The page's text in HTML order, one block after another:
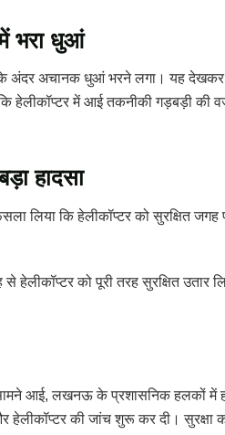
भरा धुआं
के अंदर अचानक धुआं भरने लगा। यह
हेलीकॉप्टर में आई तकनीकी गड़बड़ी
हादसा
लिया कि हेलीकॉप्टर को सुरक्षित
को पूरी तरह सुरक्षित उतार
आई, लखनऊ के प्रशासनिक हलकों में
हेलीकॉप्टर की जांच शुरू कर दी। सुरक्षा